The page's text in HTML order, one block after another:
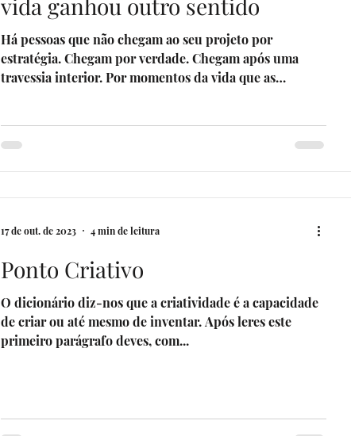
vida ganhou outro sentido
Há pessoas que não chegam ao seu projeto por
estratégia. Chegam por verdade. Chegam após uma
travessia interior. Por momentos da vida que as
correria desenfreada. A Susana Ribeiro é uma dessas
pessoas. Durante vários anos, viveu intensamente o
Ponto Criativo
O dicionário diz-nos que a criatividade é a capacidade
de criar ou até mesmo de inventar. Após leres este
primeiro parágrafo deves, com...
17 de out. de 2023 4 min de leitura